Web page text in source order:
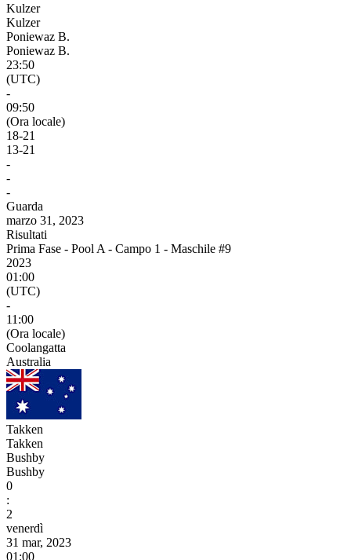
Kulzer
Kulzer
Poniewaz B.
Poniewaz B.
23:50
(UTC)
-
09:50
(Ora locale)
18-21
13-21
-
-
-
Guarda
marzo 31, 2023
Risultati
Prima Fase - Pool A - Campo 1 - Maschile #9
2023
01:00
(UTC)
-
11:00
(Ora locale)
Coolangatta
Australia
Takken
Takken
Bushby
Bushby
0
:
2
venerdì
31 mar, 2023
01:00